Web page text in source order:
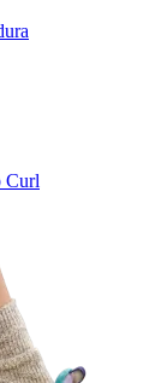
Curl